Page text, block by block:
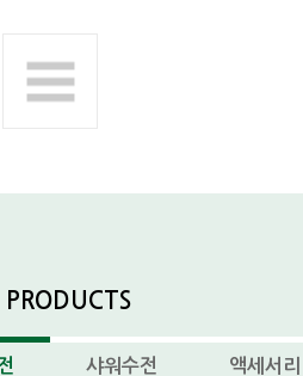
PRODUCTS
샤워수전 액세서리